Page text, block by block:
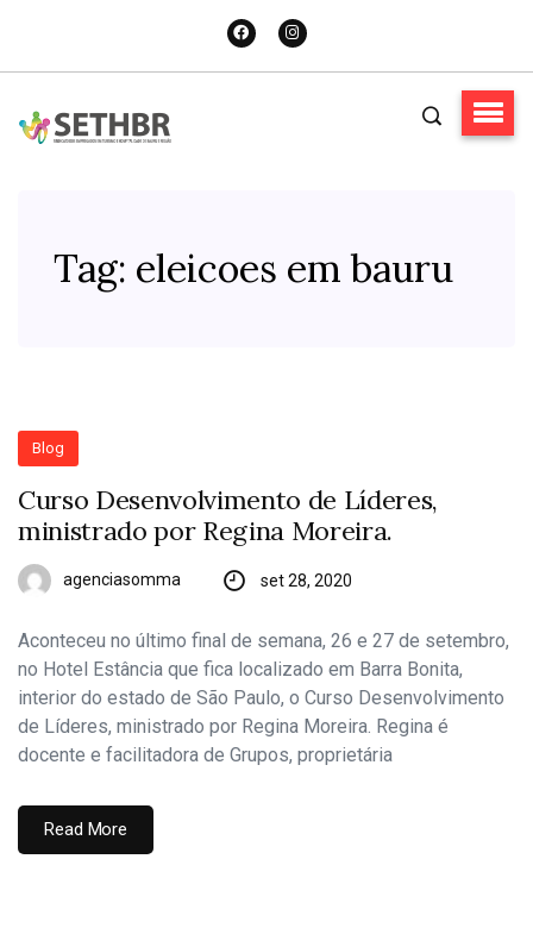
Tag: eleicoes em bauru
Blog
Curso Desenvolvimento de Líderes,
ministrado por Regina Moreira.
agenciasomma set 28, 2020
Aconteceu no último final de semana, 26 e 27 de setembro,
no Hotel Estância que fica localizado em Barra Bonita,
interior do estado de São Paulo, o Curso Desenvolvimento
de Líderes, ministrado por Regina Moreira. Regina é
docente e facilitadora de Grupos, proprietária
Read More